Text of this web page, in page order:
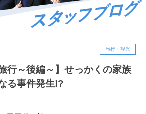
旅行・観光
行～後編～】せっかくの家族
る事件発生!?